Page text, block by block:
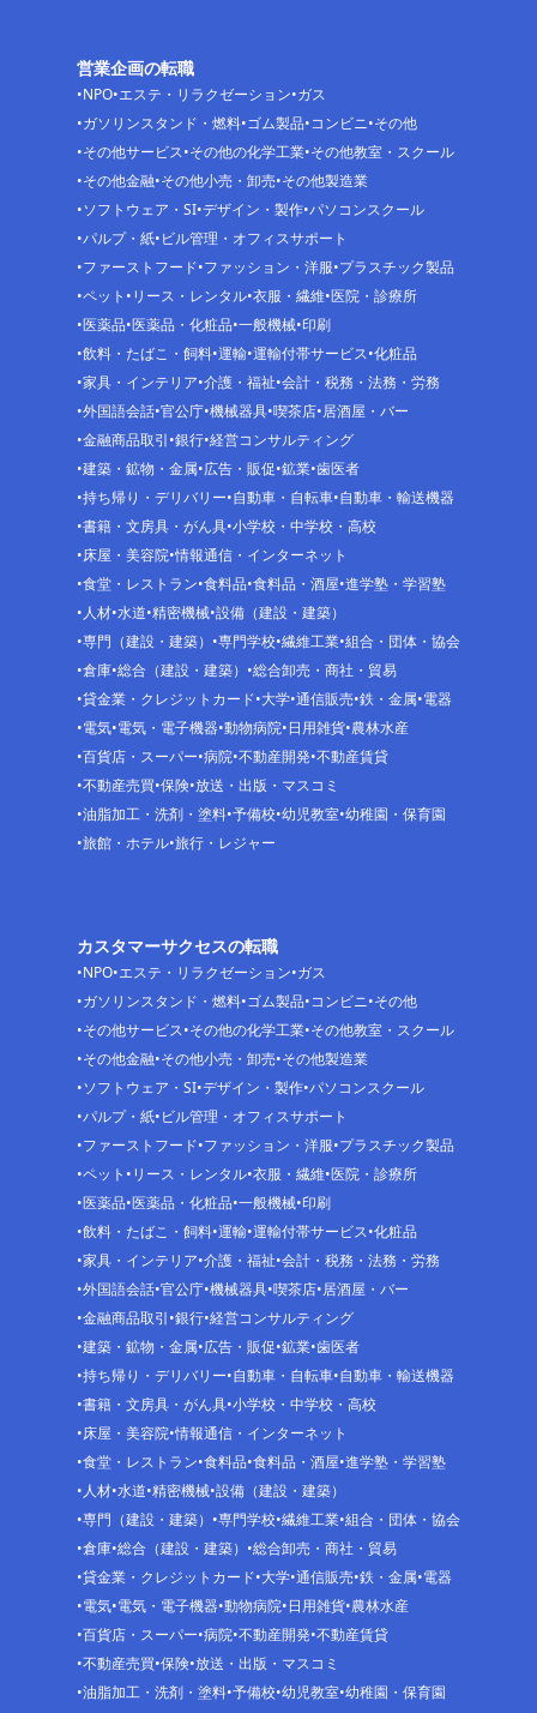
営業企画の転職
NPO エステ・リラクゼーション ガス
ガソリンスタンド・燃料 ゴム製品 コンビニ その他
その他サービス その他の化学工業 その他教室・スクール
その他金融 その他小売・卸売 その他製造業
ソフトウェア・SI デザイン・製作 パソコンスクール
パルプ・紙 ビル管理・オフィスサポート
ファーストフード ファッション・洋服 プラスチック製品
ペット リース・レンタル 衣服・繊維 医院・診療所
医薬品 医薬品・化粧品 一般機械 印刷
飲料・たばこ・飼料 運輸 運輸付帯サービス 化粧品
家具・インテリア 介護・福祉 会計・税務・法務・労務
外国語会話 官公庁 機械器具 喫茶店 居酒屋・バー
金融商品取引 銀行 経営コンサルティング
建築・鉱物・金属 広告・販促 鉱業 歯医者
持ち帰り・デリバリー 自動車・自転車 自動車・輸送機器
書籍・文房具・がん具 小学校・中学校・高校
床屋・美容院 情報通信・インターネット
食堂・レストラン 食料品 食料品・酒屋 進学塾・学習塾
人材 水道 精密機械 設備（建設・建築）
専門（建設・建築）
専門学校 繊維工業 組合・団体・協会
倉庫 総合（建設・建築）
総合卸売・商社・貿易
貸金業・クレジットカード 大学 通信販売 鉄・金属 電器
電気 電気・電子機器 動物病院 日用雑貨 農林水産
百貨店・スーパー 病院 不動産開発 不動産賃貸
不動産売買 保険 放送・出版・マスコミ
油脂加工・洗剤・塗料 予備校 幼児教室 幼稚園・保育園
旅館・ホテル 旅行・レジャー
カスタマーサクセスの転職
NPO エステ・リラクゼーション ガス
ガソリンスタンド・燃料 ゴム製品 コンビニ その他
その他サービス その他の化学工業 その他教室・スクール
その他金融 その他小売・卸売 その他製造業
ソフトウェア・SI デザイン・製作 パソコンスクール
パルプ・紙 ビル管理・オフィスサポート
ファーストフード ファッション・洋服 プラスチック製品
ペット リース・レンタル 衣服・繊維 医院・診療所
医薬品 医薬品・化粧品 一般機械 印刷
飲料・たばこ・飼料 運輸 運輸付帯サービス 化粧品
家具・インテリア 介護・福祉 会計・税務・法務・労務
外国語会話 官公庁 機械器具 喫茶店 居酒屋・バー
金融商品取引 銀行 経営コンサルティング
建築・鉱物・金属 広告・販促 鉱業 歯医者
持ち帰り・デリバリー 自動車・自転車 自動車・輸送機器
書籍・文房具・がん具 小学校・中学校・高校
床屋・美容院 情報通信・インターネット
食堂・レストラン 食料品 食料品・酒屋 進学塾・学習塾
人材 水道 精密機械 設備（建設・建築）
専門（建設・建築）
専門学校 繊維工業 組合・団体・協会
倉庫 総合（建設・建築）
総合卸売・商社・貿易
貸金業・クレジットカード 大学 通信販売 鉄・金属 電器
電気 電気・電子機器 動物病院 日用雑貨 農林水産
百貨店・スーパー 病院 不動産開発 不動産賃貸
不動産売買 保険 放送・出版・マスコミ
油脂加工・洗剤・塗料 予備校 幼児教室 幼稚園・保育園